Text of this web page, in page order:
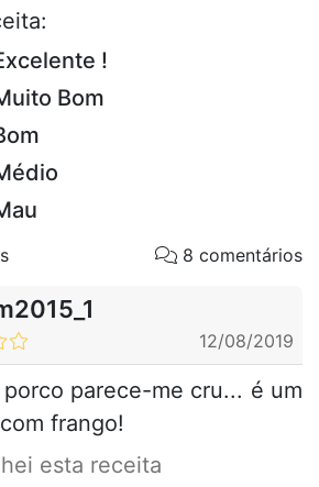
!
Bom
8 comentários
12/08/2019
parece-me cru... é um
frango!
esta receita